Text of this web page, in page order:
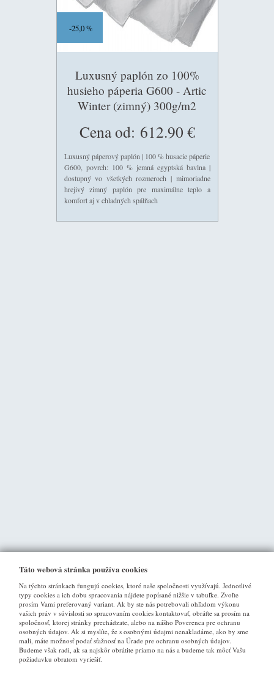
Luxusný paplón zo 100%
husieho páperia G600 - Artic
Winter (zimný) 300g/m2
25,0 %
Cena od: 612.90 €
Luxusný páperový paplón | 100 % husacie páperie
G600, povrch: 100 % jemná egyptská bavlna |
dostupný vo všetkých rozmeroch | mimoriadne
hrejivý zimný paplón pre maximálne teplo a
komfort aj v chladných spálňach
VŠE O NÁKUPU
Táto webová stránka používa cookies
Na týchto stránkach fungujú cookies, ktoré naše spoločnosti využívajú. Jednotlivé
typy cookies a ich dobu spracovania nájdete popísané nižšie v tabuľke. Zvoľte
prosím Vami preferovaný variant. Ak by ste nás potrebovali ohľadom výkonu
vašich práv v súvislosti so spracovaním cookies kontaktovať, obráťte sa prosím na
spoločnosť, ktorej stránky prechádzate, alebo na nášho Poverenca pre ochranu
osobných údajov. Ak si myslíte, že s osobnými údajmi nenakladáme, ako by sme
mali, máte možnosť podať sťažnosť na Úrade pre ochranu osobných údajov.
Budeme však radi, ak sa najskôr obrátite priamo na nás a budeme tak môcť Vašu
požiadavku obratom vyriešiť.